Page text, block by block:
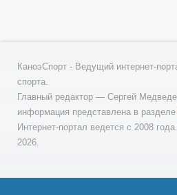
КаноэСпорт - Ведущий интернет-
спорта.
Главный редактор — Сергей
информация представлена в разделе
Интернет-портал ведется с 2008
2026.